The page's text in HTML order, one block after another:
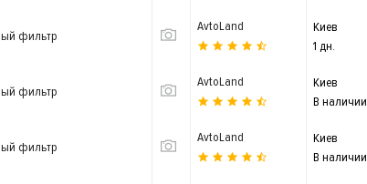
фильтр
AvtoLand
Киев
1 дн.
фильтр
AvtoLand
Киев
В наличии
фильтр
AvtoLand
Киев
В наличии